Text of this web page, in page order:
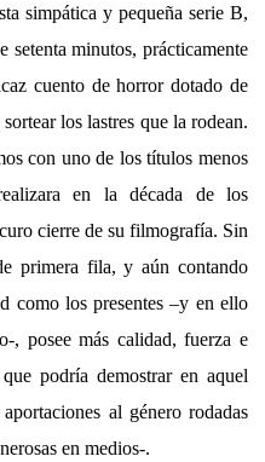
simpática y pequeña serie B,
setenta minutos, prácticamente
cuento de horror dotado de
los lastres que la rodean.
con uno de los títulos menos
en la década de los
cierre de su filmografía. Sin
primera fila, y aún contando
como los presentes –y en ello
, posee más calidad, fuerza e
podría demostrar en aquel
al género rodadas
en medios-.